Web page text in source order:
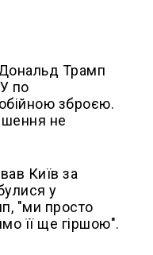
Трамп
по
зброєю.
не
Київ за
у
"ми просто
її ще гіршою".